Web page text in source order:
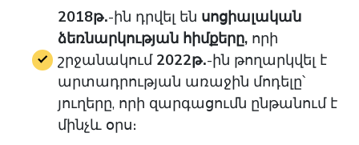
2018թ․-ին դրվել են սոցիալական
ձեռնարկության հիմքերը, որի
շրջանակում 2022թ․-ին թողարկվել է
արտադրության առաջին մոդելը՝
յուղերը, որի զարգացումն ընթանում է
մինչև օրս։